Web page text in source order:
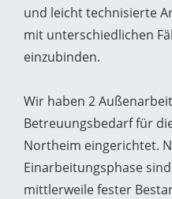
und leicht technisierte
mit unterschiedlichen
einzubinden.
Wir haben 2
Betreuungsbedarf für
Northeim eingerichtet.
Einarbeitungsphase
mittlerweile fester